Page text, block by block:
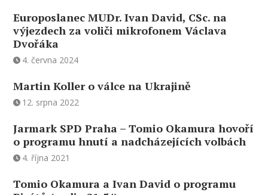
Europoslanec MUDr. Ivan David, CSc. na
výjezdech za voliči mikrofonem Václava
Dvořáka
4. června 2024
Martin Koller o válce na Ukrajině
12. srpna 2022
Jarmark SPD Praha – Tomio Okamura hovoří
o programu hnutí a nadcházejících volbách
4. října 2021
Tomio Okamura a Ivan David o programu